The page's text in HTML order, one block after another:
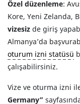
Özel düzenleme:
Kore, Yeni Zelanda,
vizesizde giriş
Almanya’da
oturum izni statüsü
çalışabilirsiniz.
Vize ve oturma izni
Germany”